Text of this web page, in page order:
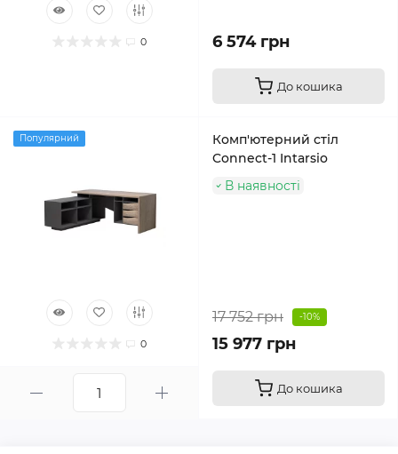
0 6 574 грн
До кошика
Популярний
0
Комп'ютерний стіл
Connect-1 Intarsio
В наявності
17 752 грн -10%
15 977 грн
До кошика